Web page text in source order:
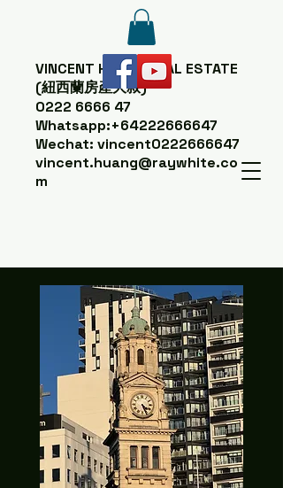
VINCENT HUANGREAL ESTATE
(紐西蘭房產大叔)
0222 6666 47
Whatsapp:+64222666647
Wechat: vincent0222666647
vincent.huang@raywhite.co
m